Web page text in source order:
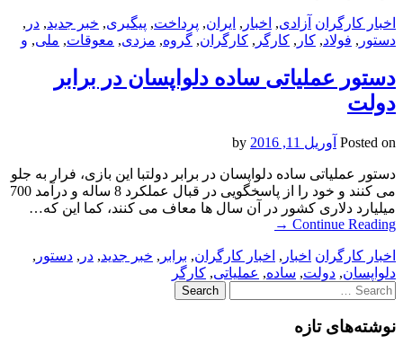
اخبار کارگران آزادی, اخبار , ایران, پرداخت, پیگیری, خبر جدید, در ,
دستور , فولاد, کار , کارگر , کارگران, گروه, مزدی, معوقات, ملی, و
دستور عملیاتی ساده دلواپسان در برابر
دولت
Posted on آوریل 11, 2016
دستور عملیاتی ساده دلواپسان در برابر دولتبا این بازی، فرار به جلو
می کنند و خود را از پاسخگویی در قبال عملکرد 8 ساله و درآمد 700
میلیارد دلاری کشور در آن سال ها معاف می کنند، کما این که…
Continue Reading
→
اخبار کارگران اخبار , اخبار کارگران, برابر , خبر جدید, در , دستور ,
دلواپسان, دولت, ساده, عملیاتی, کارگر
Search
for:
نوشته‌های تازه